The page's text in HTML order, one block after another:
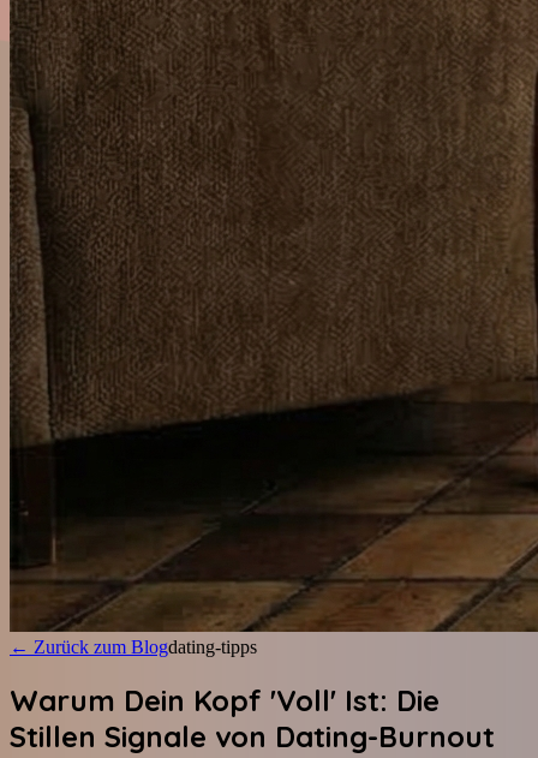
← Zurück zum Blogdating-tipps
Warum Dein Kopf 'Voll' Ist: Die
Stillen Signale von Dating-Burnout